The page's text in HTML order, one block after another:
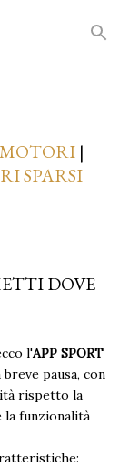
MOTORI |
SPARSI
DOVE
l'APP SPORT
pausa, con
rispetto la
la funzionalità